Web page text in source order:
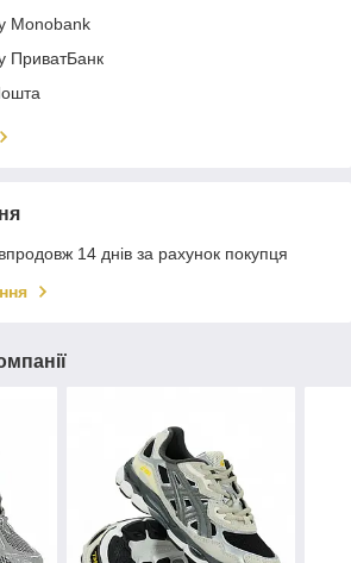
Monobank
ПриватБанк
14 днів за рахунок покупця